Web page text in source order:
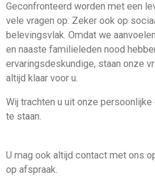
Geconfronteerd worden met een
vele vragen op. Zeker ook op
belevingsvlak. Omdat we
en naaste familieleden nood
ervaringsdeskundige, staan onze
altijd klaar voor u.
Wij trachten u uit onze
te staan.
U mag ook altijd contact met ons
op afspraak.